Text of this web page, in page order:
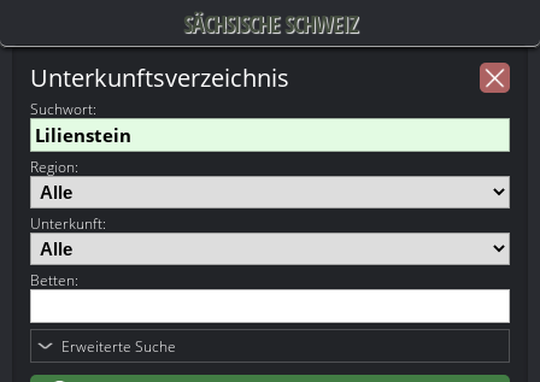
SÄCHSISCHE SCHWEIZ
Unterkunftsverzeichnis
Suchwort:
Region:
Unterkunft:
Betten:
Erweiterte Suche